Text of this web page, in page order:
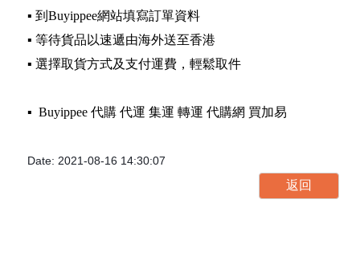
▪️ 到Buyippee網站填寫訂單資料
▪️ 等待貨品以速遞由海外送至香港
▪️ 選擇取貨方式及支付運費，輕鬆取件
▪️ Buyippee 代購 代運 集運 轉運 代購網 買加易
Date: 2021-08-16 14:30:07